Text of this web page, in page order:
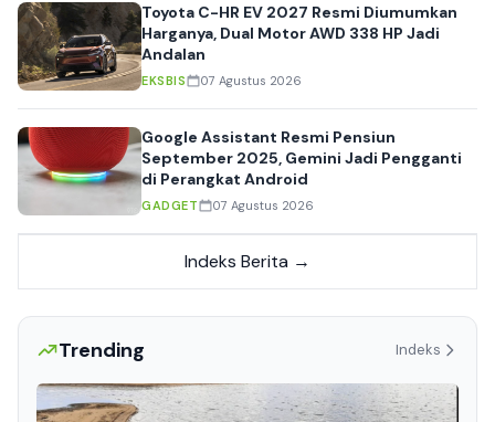
Toyota C-HR EV 2027 Resmi Diumumkan
Harganya, Dual Motor AWD 338 HP Jadi
Andalan
EKSBIS 07 Agustus 2026
Google Assistant Resmi Pensiun
September 2025, Gemini Jadi Pengganti
di Perangkat Android
GADGET 07 Agustus 2026
Indeks Berita →
Trending Indeks